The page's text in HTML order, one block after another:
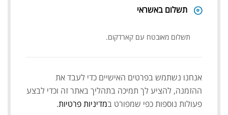
תשלום באשראי
תשלום מאובטח עם קארדקום.
אנחנו נשתמש בפרטים האישיים כדי לעבד את
ההזמנה, להציע לך תמיכה בתהליך באתר זה וכדי לבצע
פעולות נוספות כפי שמפורט במדיניות פרטיות.